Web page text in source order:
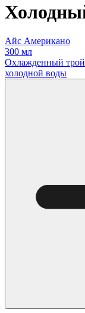
Айс Американо
300 мл
Охлажденный
холодной воды